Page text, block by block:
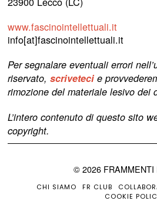
www.fascinointellettuali.it
info[at]fascinointellettuali.it
Per segnalare eventuali errori
riservato,scriveteci e
rimozione del materiale lesivo dei
L’intero contenuto di questo sito
copyright.
©2026 FRAMMENTI
CHI SIAMO FR CLUB
COOKIE